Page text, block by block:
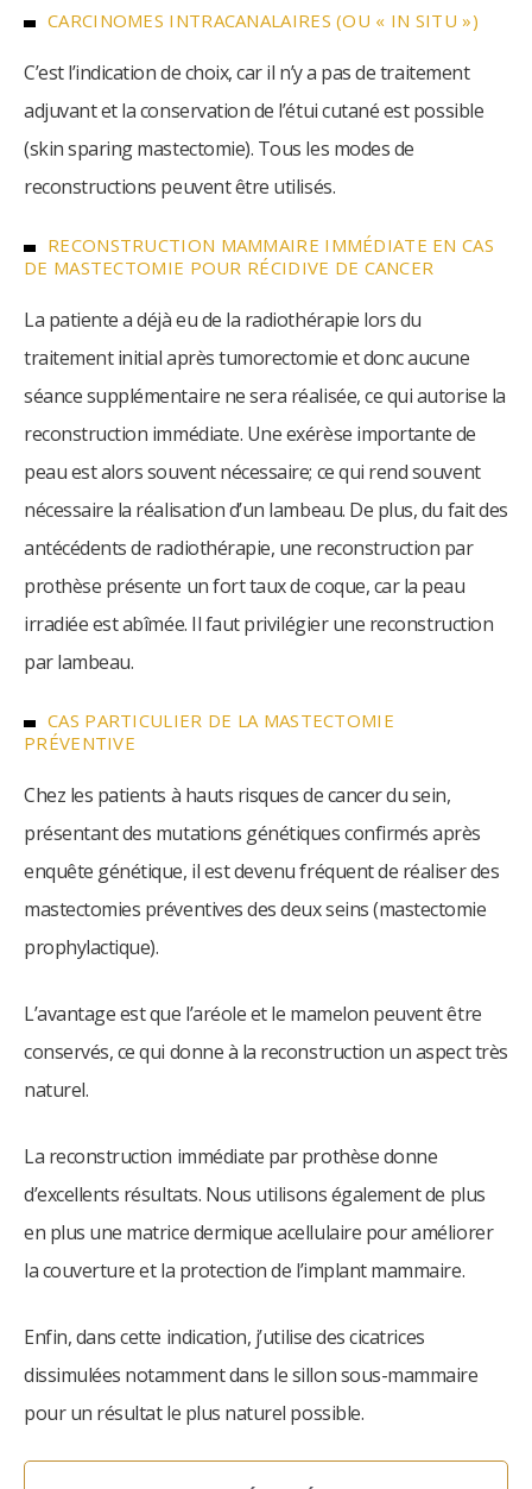
CARCINOMES INTRACANALAIRES (OU « IN SITU »)
C’est l’indication de choix, car il n’y a pas de traitement
adjuvant et la conservation de l’étui cutané est possible
(skin sparing mastectomie). Tous les modes de
reconstructions peuvent être utilisés.
RECONSTRUCTION MAMMAIRE IMMÉDIATE EN CAS
DE MASTECTOMIE POUR RÉCIDIVE DE CANCER
La patiente a déjà eu de la radiothérapie lors du
traitement initial après tumorectomie et donc aucune
séance supplémentaire ne sera réalisée, ce qui autorise la
reconstruction immédiate. Une exérèse importante de
peau est alors souvent nécessaire; ce qui rend souvent
nécessaire la réalisation d’un lambeau. De plus, du fait des
antécédents de radiothérapie, une reconstruction par
prothèse présente un fort taux de coque, car la peau
irradiée est abîmée. Il faut privilégier une reconstruction
par lambeau.
CAS PARTICULIER DE LA MASTECTOMIE
PRÉVENTIVE
Chez les patients à hauts risques de cancer du sein,
présentant des mutations génétiques confirmés après
enquête génétique, il est devenu fréquent de réaliser des
mastectomies préventives des deux seins (mastectomie
prophylactique).
L’avantage est que l’aréole et le mamelon peuvent être
conservés, ce qui donne à la reconstruction un aspect très
naturel.
La reconstruction immédiate par prothèse donne
d’excellents résultats. Nous utilisons également de plus
en plus une matrice dermique acellulaire pour améliorer
la couverture et la protection de l’implant mammaire.
Enfin, dans cette indication, j’utilise des cicatrices
dissimulées notamment dans le sillon sous-mammaire
pour un résultat le plus naturel possible.